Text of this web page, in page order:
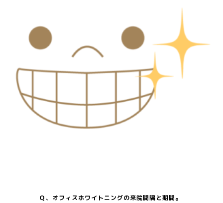
Ｑ、オフィスホワイトニングの来院間隔と期間。